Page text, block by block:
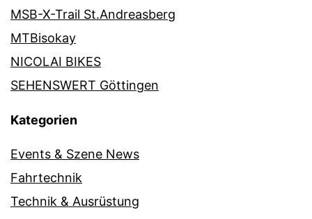
MSB-X-Trail St.Andreasberg
MTBisokay
NICOLAI BIKES
SEHENSWERT Göttingen
Kategorien
Events & Szene News
Fahrtechnik
Technik & Ausrüstung